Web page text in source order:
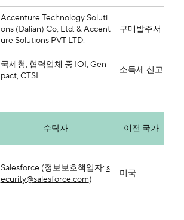
Accenture Technology Soluti
ons (Dalian) Co, Ltd. & Accent
ure Solutions PVT LTD.
구매발주서 검토
국세청, 협력업체 중 IOI, Gen
pact, CTSI
소득세 신고
수탁자 이전 국가
Salesforce (정보보호책임자: s
ecurity@salesforce.com)
미국